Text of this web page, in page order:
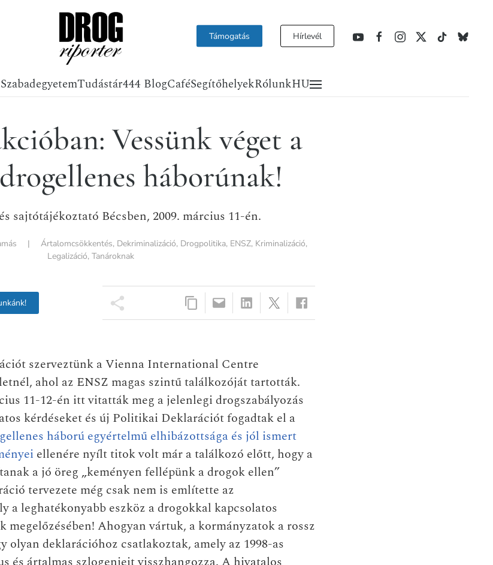
Támogatás Hírlevél
SzabadegyetemTudástár444 BlogCaféSegítőhelyekRólunkHU
Vessünk véget a
háborúnak!
sajtótájékoztató Bécsben, 2009. március 11-én.
| Ártalomcsökkentés, Dekriminalizáció, Drogpolitika, ENSZ, Kriminalizáció,
Legalizáció, Tanároknak
szerveztünk a Vienna International Centre
ahol az ENSZ magas szintű találkozóját tartották.
11-12-én itt vitatták meg a jelenlegi drogszabályozás
kérdéseket és új Politikai Deklarációt fogadtak el a
háború egyértelmű elhibázottsága és jól ismert
ellenére nyílt titok volt már a találkozó előtt, hogy a
a jó öreg „keményen fellépünk a drogok ellen”
tervezete még csak nem is említette az
a leghatékonyabb eszköz a drogokkal kapcsolatos
megelőzésében! Ahogyan vártuk, a kormányzatok a rossz
olyan deklarációhoz csatlakoztak, amely az 1998-as